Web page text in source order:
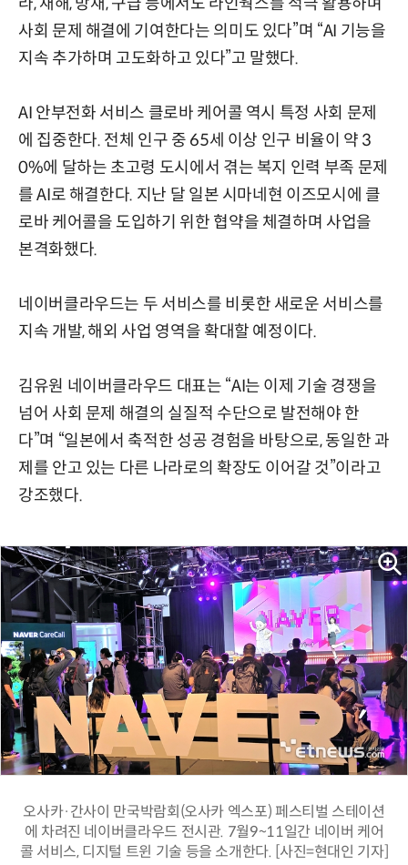
사회 문제 해결에 기여한다는 의미도 있다”며 “AI 기능을
지속 추가하며 고도화하고 있다”고 말했다.
AI 안부전화 서비스 클로바 케어콜 역시 특정 사회 문제
에 집중한다. 전체 인구 중 65세 이상 인구 비율이 약 3
0%에 달하는 초고령 도시에서 겪는 복지 인력 부족 문제
를 AI로 해결한다. 지난 달 일본 시마네현 이즈모시에 클
로바 케어콜을 도입하기 위한 협약을 체결하며 사업을
본격화했다.
네이버클라우드는 두 서비스를 비롯한 새로운 서비스를
지속 개발, 해외 사업 영역을 확대할 예정이다.
김유원 네이버클라우드 대표는 “AI는 이제 기술 경쟁을
넘어 사회 문제 해결의 실질적 수단으로 발전해야 한
다”며 “일본에서 축적한 성공 경험을 바탕으로, 동일한 과
제를 안고 있는 다른 나라로의 확장도 이어갈 것”이라고
강조했다.
오사카·간사이 만국박람회(오사카 엑스포) 페스티벌 스테이션
에 차려진 네이버클라우드 전시관. 7월9~11일간 네이버 케어
콜 서비스, 디지털 트윈 기술 등을 소개한다. [사진=현대인 기자]